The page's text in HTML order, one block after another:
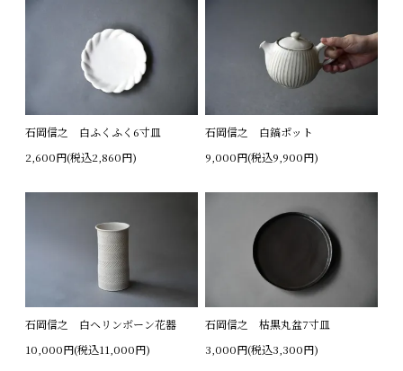
石岡信之 白ふくふく6寸皿
2,600円(税込2,860円)
石岡信之 白鎬ポット
9,000円(税込9,900円)
石岡信之 白ヘリンボーン花器
10,000円(税込11,000円)
石岡信之 枯黒丸盆7寸皿
3,000円(税込3,300円)